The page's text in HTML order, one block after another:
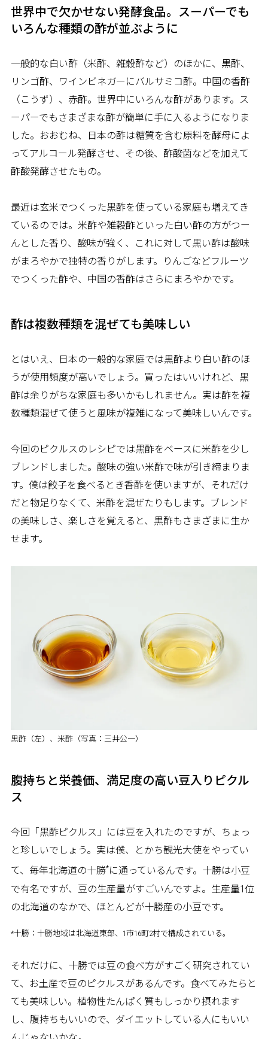
世界中で欠かせない発酵食品。スーパーでも
いろんな種類の酢が並ぶように
一般的な白い酢（米酢、雑穀酢など）のほかに、黒酢、
リンゴ酢、ワインビネガーにバルサミコ酢。中国の香酢
（こうず）、赤酢。世界中にいろんな酢があります。ス
ーパーでもさまざまな酢が簡単に手に入るようになりま
した。おおむね、日本の酢は糖質を含む原料を酵母によ
ってアルコール発酵させ、その後、酢酸菌などを加えて
酢酸発酵させたもの。
最近は玄米でつくった黒酢を使っている家庭も増えてき
ているのでは。米酢や雑穀酢といった白い酢の方がつー
んとした香り、酸味が強く、これに対して黒い酢は酸味
がまろやかで独特の香りがします。りんごなどフルーツ
でつくった酢や、中国の香酢はさらにまろやかです。
酢は複数種類を混ぜても美味しい
とはいえ、日本の一般的な家庭では黒酢より白い酢のほ
うが使用頻度が高いでしょう。買ったはいいけれど、黒
酢は余りがちな家庭も多いかもしれません。実は酢を複
数種類混ぜて使うと風味が複雑になって美味しいんです。
今回のピクルスのレシピでは黒酢をベースに米酢を少し
ブレンドしました。酸味の強い米酢で味が引き締まりま
す。僕は餃子を食べるとき香酢を使いますが、それだけ
だと物足りなくて、米酢を混ぜたりもします。ブレンド
の美味しさ、楽しさを覚えると、黒酢もさまざまに生か
せます。
黒酢（左）、米酢（写真：三井公一）
腹持ちと栄養価、満足度の高い豆入りピクル
ス
今回「黒酢ピクルス」には豆を入れたのですが、ちょっ
と珍しいでしょう。実は僕、とかち観光大使をやってい
て、毎年北海道の十勝*に通っているんです。十勝は小豆
で有名ですが、豆の生産量がすごいんですよ。生産量1位
の北海道のなかで、ほとんどが十勝産の小豆です。
*十勝：十勝地域は北海道東部、1市16町2村で構成されている。
それだけに、十勝では豆の食べ方がすごく研究されてい
て、お土産で豆のピクルスがあるんです。食べてみたらと
ても美味しい。植物性たんぱく質もしっかり摂れます
し、腹持ちもいいので、ダイエットしている人にもいい